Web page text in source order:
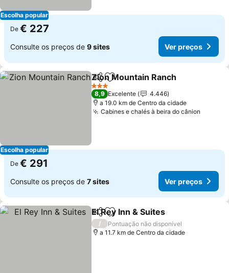
Escolha popular
De € 227
Consulte os preços de 9 sites Ver preços
Escolha popular
PartilharAdicionar aos favoritos
Zion Mountain Ranch
3 Estrelas
8,9 Excelente
4.446
a 19.0 km de Centro da cidade
Cabines e chalés à beira do cânion
De € 291
Consulte os preços de 7 sites Ver preços
PartilharAdicionar aos favoritos
El Rey Inn & Suites
/
Pontuação não disponível
a 11.7 km de Centro da cidade